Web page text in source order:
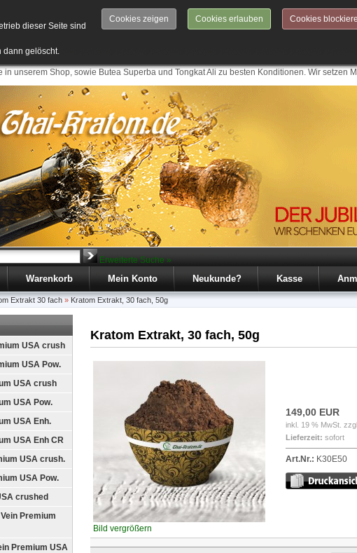
dieser Seite sind
dann gelöscht.
Cookies zeigen Cookies erlauben Cookies
in unserem Shop, sowie Butea Superba und Tongkat Ali zu besten Konditionen. Wir setzen
Erweiterte Suche »
Warenkorb Mein Konto Neukunde? Kasse
Extrakt 30 fach » Kratom Extrakt, 30 fach, 50g
USA crush
USA Pow.
USA crush
USA Pow.
USA Enh.
USA Enh CR
USA crush.
USA Pow.
crushed
Premium
Premium USA
Kratom Extrakt, 30 fach, 50g
Bild vergrößern
149,00 EUR
inkl. 19 % MwSt. zzgl.
Lieferzeit: sofort
Art.Nr.: K30E50